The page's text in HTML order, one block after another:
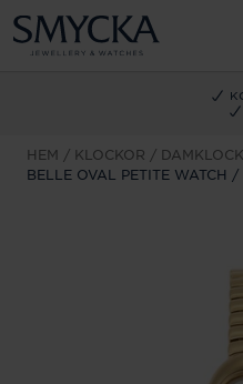
HEM KLOCKOR
BELLE OVAL PETITE WATCH